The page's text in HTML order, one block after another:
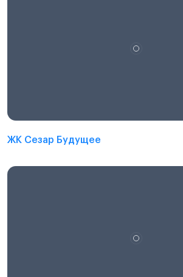
ЖК Сезар Будущее